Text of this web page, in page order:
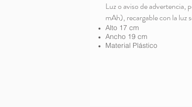
Luz o aviso de advertencia,
mAh), recargable con la luz
Alto 17 cm
Ancho 19 cm
Material Plástico